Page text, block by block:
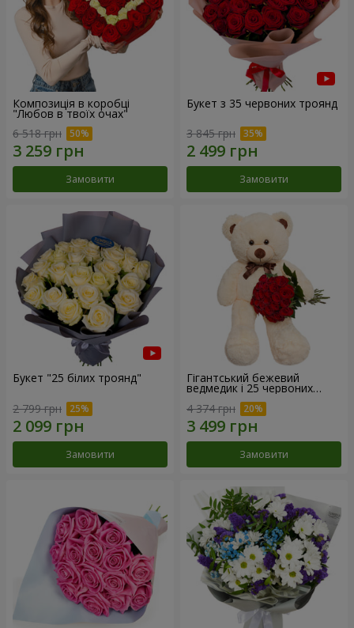
Композиція в коробці
"Любов в твоїх очах"
6 518 грн
Замовити
Букет з 35 червоних троянд
3 845 грн
Замовити
Букет "25 білих троянд"
2 799 грн
Замовити
Гігантський бежевий
ведмедик і 25 червоних
троянд
4 374 грн
Замовити